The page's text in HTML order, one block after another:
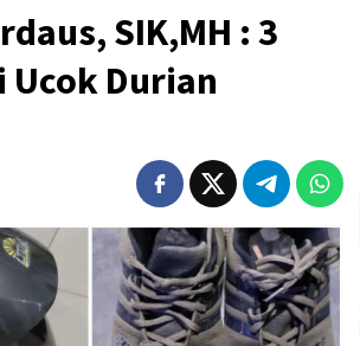
SIK,MH : 3
Durian